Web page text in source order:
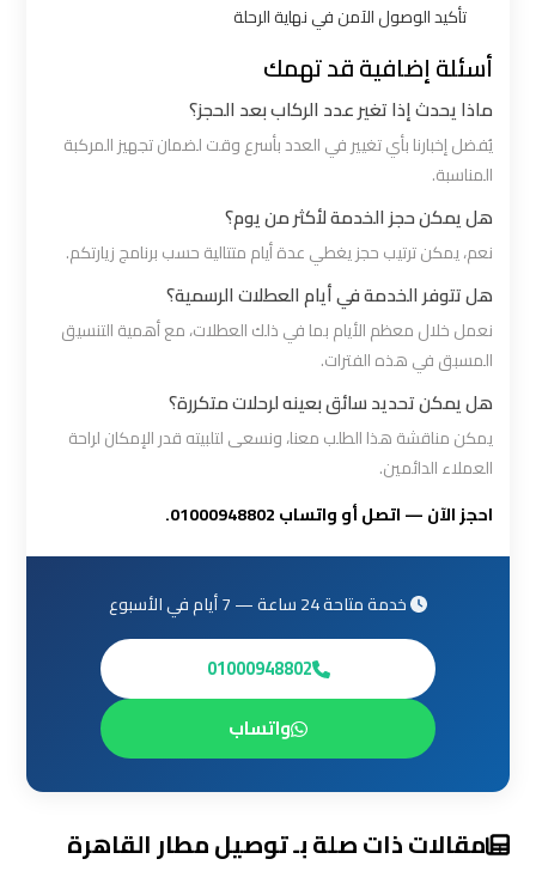
تأكيد الوصول الآمن في نهاية الرحلة
أسئلة إضافية قد تهمك
ماذا يحدث إذا تغير عدد الركاب بعد الحجز؟
يُفضل إخبارنا بأي تغيير في العدد بأسرع وقت لضمان تجهيز المركبة
المناسبة.
هل يمكن حجز الخدمة لأكثر من يوم؟
نعم، يمكن ترتيب حجز يغطي عدة أيام متتالية حسب برنامج زيارتكم.
هل تتوفر الخدمة في أيام العطلات الرسمية؟
نعمل خلال معظم الأيام بما في ذلك العطلات، مع أهمية التنسيق
المسبق في هذه الفترات.
هل يمكن تحديد سائق بعينه لرحلات متكررة؟
يمكن مناقشة هذا الطلب معنا، ونسعى لتلبيته قدر الإمكان لراحة
العملاء الدائمين.
احجز الآن — اتصل أو واتساب 01000948802.
خدمة متاحة 24 ساعة — 7 أيام في الأسبوع
01000948802
واتساب
مقالات ذات صلة بـ توصيل مطار القاهرة
مرسي
مطروح
ليموزين
الاسكندرية
القاهرة
ليموزين
للاسكندرية
القاهرة
ليموزين